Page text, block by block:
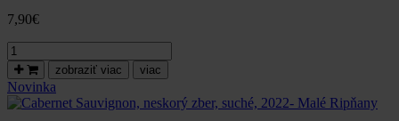
7,90€
množstvo
Cabernet
Sauvignon,
neskorý
zber,
zobraziť viac viac
Novinka